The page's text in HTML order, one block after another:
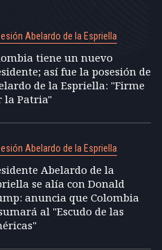
Abelardo de la Espriella
tiene un nuevo
así fue la posesión de
de la Espriella: "Firme
la Patria"
Abelardo de la Espriella
Abelardo de la
se alía con Donald
anuncia que Colombia
al "Escudo de las